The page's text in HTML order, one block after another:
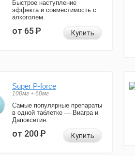
Быстрое наступление
эффекта и совместимость с
алкоголем.
от 65Р Купить
Super P-force
100мг + 60мг
Самые популярные препараты
в одной таблетке — Виагра и
Дапоксетин.
от 200Р Купить